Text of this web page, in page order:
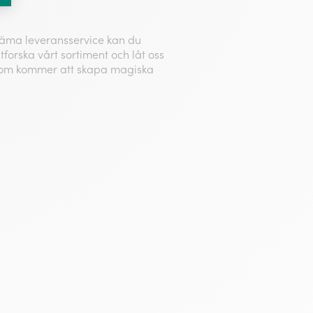
leveransservice kan du
vårt sortiment och låt oss
kommer att skapa magiska